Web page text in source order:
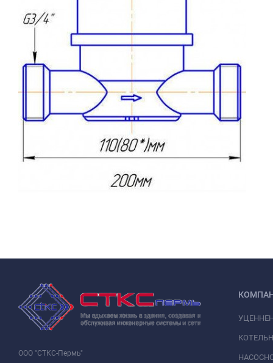
ООО "СТКС-Пермь"